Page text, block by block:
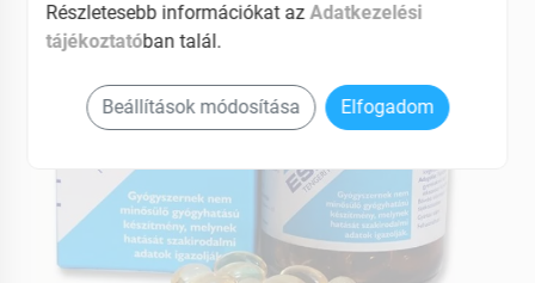
Részletesebb információkat azAdatkezelési
tájékoztatóban talál.
Beállítások módosítása Elfogadom